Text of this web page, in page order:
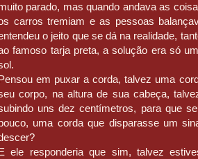
parado, mas quando andava as
carros tremiam e as pessoas
o jeito que se dá na realidade,
famoso tarja preta, a solução era só
em puxar a corda, talvez uma
corpo, na altura de sua cabeça,
uns dez centímetros, para que
uma corda que disparasse um
ele responderia que sim, talvez